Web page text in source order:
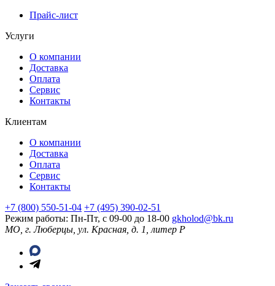
Прайс-лист
Услуги
О компании
Доставка
Оплата
Сервис
Контакты
Клиентам
О компании
Доставка
Оплата
Сервис
Контакты
+7 (800) 550-51-04 +7 (495) 390-02-51
Режим работы: Пн-Пт, с 09-00 до 18-00 gkholod@bk.ru
МО, г. Люберцы, ул. Красная, д. 1, литер Р